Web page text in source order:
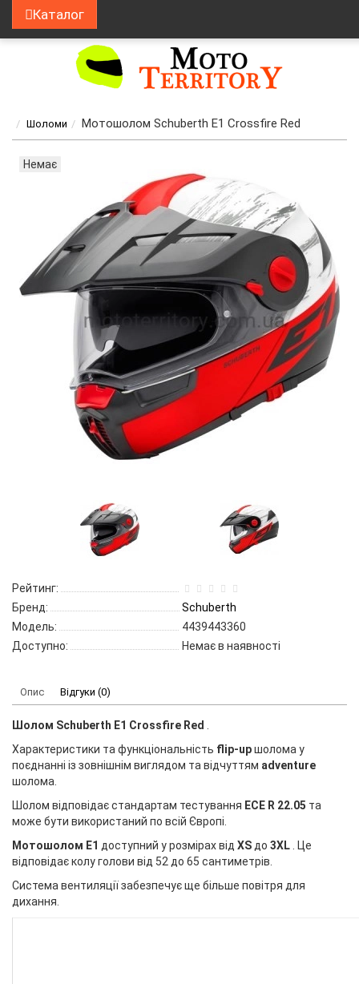
Каталог
Шоломи Мотошолом Schuberth E1 Crossfire Red
Немає
Рейтинг:
Бренд:
Schuberth
Модель:
4439443360
Доступно:
Немає в наявності
Опис Відгуки (0)
Шолом Schuberth E1 Crossfire Red
Характеристики та функціональність flip-upшолома у
поєднанні із зовнішнім виглядом та відчуттям adventure
шолома.
Шолом відповідає стандартам тестування ECE R 22.05 та
може бути використаний по всій Європі.
Мотошолом E1 доступний у розмірах від XS до 3XL . Це
відповідає колу голови від 52 до 65 сантиметрів.
Система вентиляції забезпечує ще більше повітря для
дихання.